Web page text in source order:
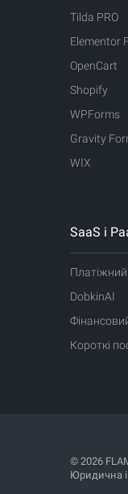
Tilda PRO
Elementor
OpenCart
Shopify
WPForms
Gravity
WIX
SaaS і
DobkinAI
Короткі
© 2026
Юридична